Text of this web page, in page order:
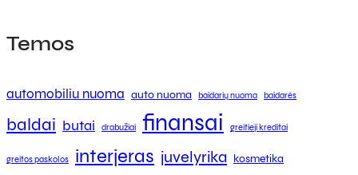
Temos
automobiliu nuoma auto nuoma baidarių nuoma baidarės
baldai butai drabužiai finansai greitieji kreditai
greitos paskolos interjeras juvelyrika kosmetika